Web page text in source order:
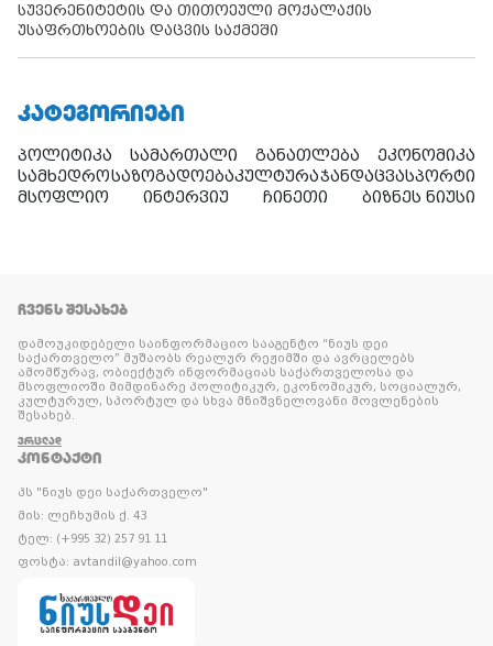
სუვერენიტეტის და თითოეული მოქალაქის
უსაფრთხოების დაცვის საქმეში
ᲙᲐᲢᲔᲒᲝᲠᲘᲔᲑᲘ
პოლიტიკა სამართალი განათლება
ეკონომიკა
სამხედროსაზოგადოებაკულტურაჯანდაცვასპორტი
მსოფლიო
ინტერვიუ ჩინეთი ბიზნეს ნიუსი
ᲩᲕᲔᲜᲡ ᲨᲔᲡᲐᲮᲔᲑ
დამოუკიდებელი საინფორმაციო სააგენტო “ნიუს დეი
საქართველო” მუშაობს რეალურ რეჟიმში და ავრცელებს
ამომწურავ, ობიექტურ ინფორმაციას საქართველოსა და
მსოფლიოში მიმდინარე პოლიტიკურ, ეკონომიკურ, სოციალურ,
კულტურულ, სპორტულ და სხვა მნიშვნელოვანი მოვლენების
შესახებ.
ᲕᲠᲪᲚᲐᲓ
ᲙᲝᲜᲢᲐᲥᲢᲘ
პს "ნიუს დეი საქართველო"
მის: ლეჩხუმის ქ. 43
ტელ: (+995 32) 257 91 11
ფოსტა: avtandil@yahoo.com